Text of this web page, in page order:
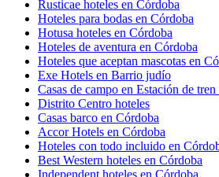
Rusticae hoteles en Córdoba
Hoteles para bodas en Córdoba
Hotusa hoteles en Córdoba
Hoteles de aventura en Córdoba
Hoteles que aceptan mascotas en
Exe Hotels en Barrio judío
Casas de campo en Estación de
Distrito Centro hoteles
Casas barco en Córdoba
Accor Hotels en Córdoba
Hoteles con todo incluido en
Best Western hoteles en Córdoba
Independent hoteles en Córdoba